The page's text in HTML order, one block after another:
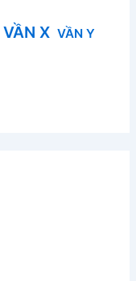
VẦN X VẦN Y